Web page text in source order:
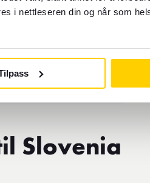
i nettleseren din og når som
Slovenia